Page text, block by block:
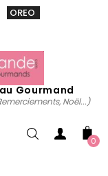
OREO
Gourmand
Noël...)
0